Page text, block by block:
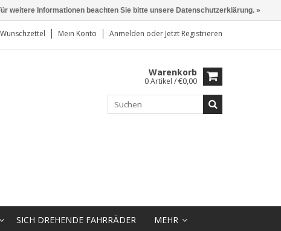
Mein Konto Anmelden oder Jetzt Registrieren
Warenkorb
0 Artikel / €0,00
SICH DREHENDE FAHRRÄDER MEHR
weitere Informationen beachten Sie bitte unsere Datenschutzerklärung. »